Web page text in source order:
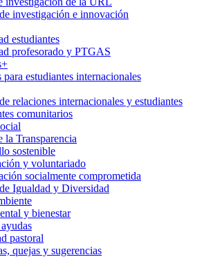
investigación e innovación
estudiantes
profesorado y PTGAS
para estudiantes internacionales
relaciones internacionales y estudiantes
comunitarios
la Transparencia
sostenible
y voluntariado
socialmente comprometida
Igualdad y Diversidad
y bienestar
pastoral
quejas y sugerencias